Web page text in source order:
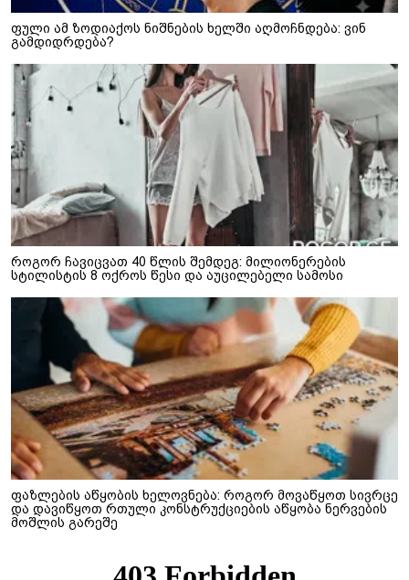
ფული ამ ზოდიაქოს ნიშნების ხელში აღმოჩნდება: ვინ
გამდიდრდება?
როგორ ჩავიცვათ 40 წლის შემდეგ: მილიონერების
სტილისტის 8 ოქროს წესი და აუცილებელი სამოსი
ფაზლების აწყობის ხელოვნება: როგორ მოვაწყოთ სივრცე
და დავიწყოთ რთული კონსტრუქციების აწყობა ნერვების
მოშლის გარეშე